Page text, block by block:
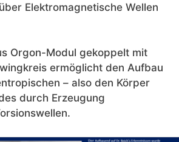
Elektromagnetische Wellen
Orgon-Modul gekoppelt mit
ermöglicht den Aufbau
– also den Körper
durch Erzeugung